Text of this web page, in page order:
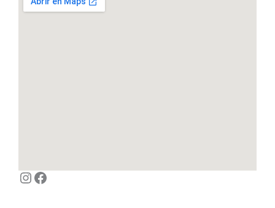
Siguenos en Instagram
Facebook